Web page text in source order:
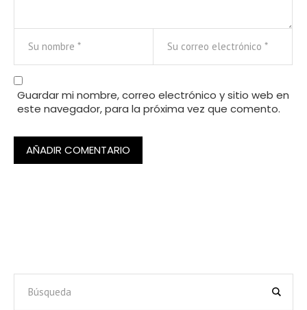
Guardar mi nombre, correo electrónico y sitio web en
este navegador, para la próxima vez que comento.